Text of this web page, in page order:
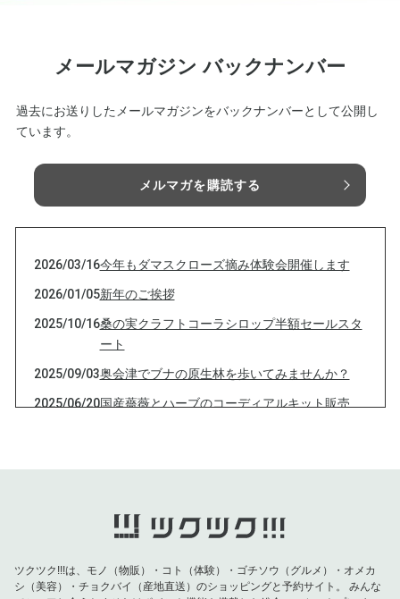
メールマガジン バックナンバー
過去にお送りしたメールマガジンをバックナンバーとして公開し
ています。
メルマガを購読する
2026/03/16今年もダマスクローズ摘み体験会開催します
2026/01/05新年のご挨拶
2025/10/16桑の実クラフトコーラシロップ半額セールスタ
ート
2025/09/03奥会津でブナの原生林を歩いてみませんか？
2025/06/20国産薔薇とハーブのコーディアルキット販売
三連休はいかがお過ごしでしたか
2024/12/31 今年もお世話になりました
ツクツク!!!は、モノ（物販）・コト（体験）・ゴチソウ（グルメ）・オメカ
シ（美容）・チョクバイ（産地直送）のショッピングと予約サイト。
みんな